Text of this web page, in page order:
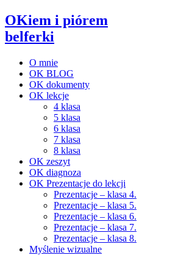
OKiem i piórem
belferki
O mnie
OK BLOG
OK dokumenty
OK lekcje
4 klasa
5 klasa
6 klasa
7 klasa
8 klasa
OK zeszyt
OK diagnoza
OK Prezentacje do lekcji
Prezentacje – klasa 4.
Prezentacje – klasa 5.
Prezentacje – klasa 6.
Prezentacje – klasa 7.
Prezentacje – klasa 8.
Myślenie wizualne